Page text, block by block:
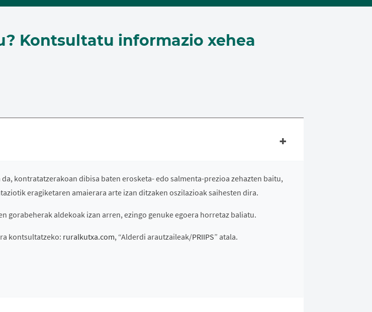
Kontsultatu informazio xehea
kontratatzerakoan dibisa baten erosketa- edo salmenta-prezioa zehazten baitu,
eragiketaren amaierara arte izan ditzaken oszilazioak saihesten dira.
gorabeherak aldekoak izan arren, ezingo genuke egoera horretaz baliatu.
kontsultatzeko: ruralkutxa.com, “Alderdi arautzaileak/PRIIPS” atala.